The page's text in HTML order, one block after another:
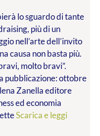
lo sguardo di tante
più di un
nell’arte dell’invito
causa non basta più.
molto bravi”.
pubblicazione: ottobre
Zanella editore
ed economia
Scarica e leggi